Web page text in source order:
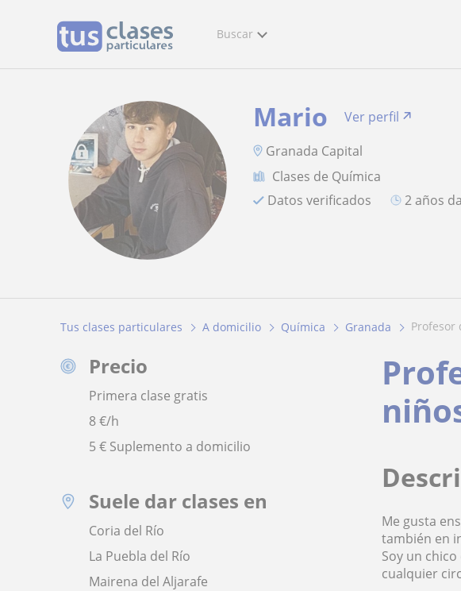
Buscar
Mario
Ver perfil
Granada Capital
Clases de Química
Datos verificados
2 años
Tus clases particulares A domicilio Química Granada
Precio
Primera clase gratis
8€/h
5 € Suplemento a domicilio
Suele dar clases en
Coria del Río
La Puebla del Río
Mairena del Aljarafe
Me gusta
también en
Soy un
cualquier